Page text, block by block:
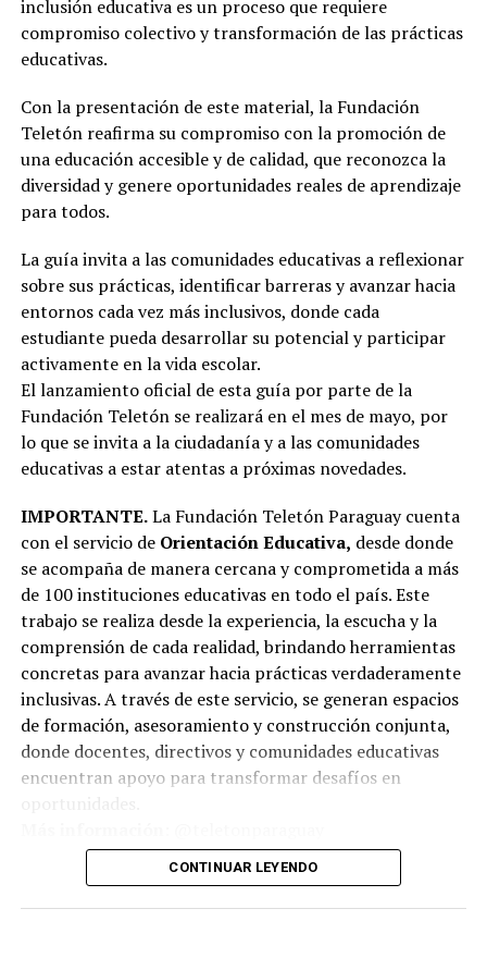
inclusión educativa es un proceso que requiere
compromiso colectivo y transformación de las prácticas
educativas.
Con la presentación de este material, la Fundación
Teletón reafirma su compromiso con la promoción de
una educación accesible y de calidad, que reconozca la
diversidad y genere oportunidades reales de aprendizaje
para todos.
La guía invita a las comunidades educativas a reflexionar
sobre sus prácticas, identificar barreras y avanzar hacia
entornos cada vez más inclusivos, donde cada
estudiante pueda desarrollar su potencial y participar
activamente en la vida escolar.
El lanzamiento oficial de esta guía por parte de la
Fundación Teletón se realizará en el mes de mayo, por
lo que se invita a la ciudadanía y a las comunidades
educativas a estar atentas a próximas novedades.
IMPORTANTE.La Fundación Teletón Paraguay cuenta
con el servicio de Orientación Educativa, desde donde
se acompaña de manera cercana y comprometida a más
de 100 instituciones educativas en todo el país. Este
trabajo se realiza desde la experiencia, la escucha y la
comprensión de cada realidad, brindando herramientas
concretas para avanzar hacia prácticas verdaderamente
inclusivas. A través de este servicio, se generan espacios
de formación, asesoramiento y construcción conjunta,
donde docentes, directivos y comunidades educativas
encuentran apoyo para transformar desafíos en
CONTINUAR LEYENDO